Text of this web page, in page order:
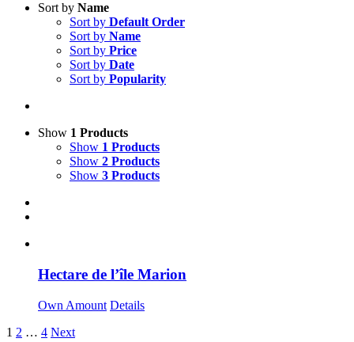
Sort by Name
Sort by Default Order
Sort by Name
Sort by Price
Sort by Date
Sort by Popularity
Show 1 Products
Show 1 Products
Show 2 Products
Show 3 Products
Hectare de l’île Marion
Own Amount Details
1 2 … 4 Next